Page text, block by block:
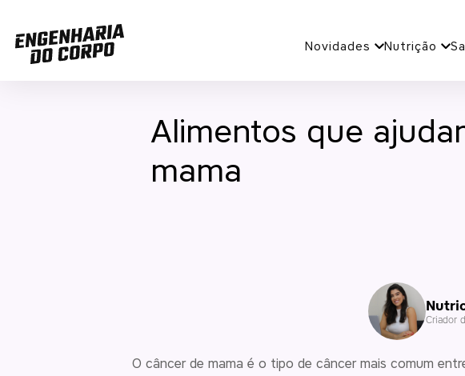
Novidades Nutrição
Alimentos que
mama
Criador
O câncer de mama é o tipo de câncer mais comum